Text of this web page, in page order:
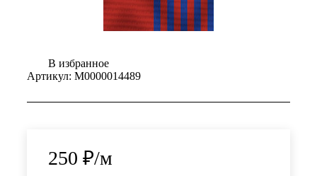
В избранное
Артикул: М0000014489
250 ₽/м